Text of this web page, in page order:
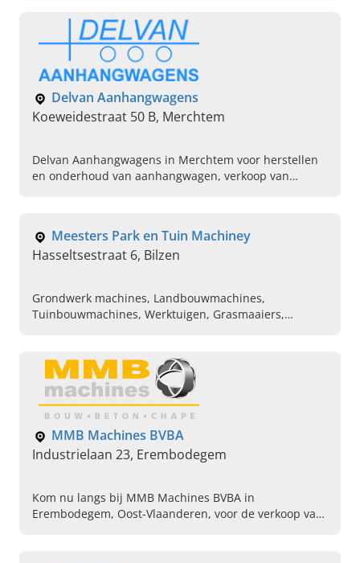
Delvan Aanhangwagens
Koeweidestraat 50 B, Merchtem
Delvan Aanhangwagens in Merchtem voor herstellen
en onderhoud van aanhangwagen, verkoop van
Meesters Park en Tuin Machiney
Hasseltsestraat 6, Bilzen
Grondwerk machines, Landbouwmachines,
Tuinbouwmachines, Werktuigen, Grasmaaiers,
MMB Machines BVBA
Industrielaan 23, Erembodegem
Kom nu langs bij MMB Machines BVBA in
Erembodegem, Oost-Vlaanderen, voor de verkoop van